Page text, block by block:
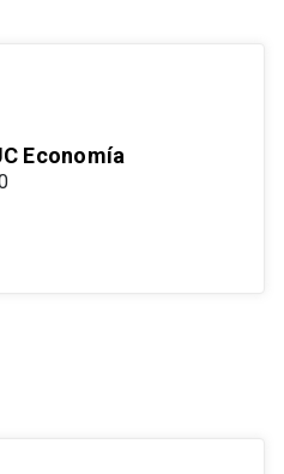
Economía